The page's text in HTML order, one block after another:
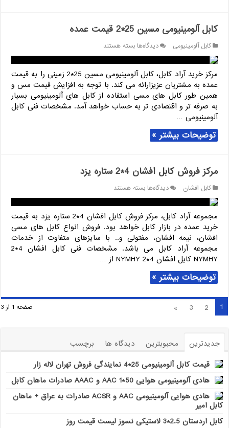
کابل آلومینیومی مسین 25*2 قیمت عمده
کابل آلومینیومی دیدگاه‌هابرای
کابل
آلومینیومی
مسین
25*2
قیمت
عمده
بسته هستند
مرکز خرید آراد کابل، کابل آلومینیومی مسین 25*2 زمینی را به قیمت
عمده به مشتریان عزیزارائه می کند. با توجه به افزایش قیمت مس و
همین طور کابل های مسی استفاده از کابل های آلومینیومی بسیار
به صرفه تر و اقتصادی تر به حساب خواهد آمد. مشخصات فنی کابل
آلومینیومی …
توضیحات بیشتر »
مرکز فروش کابل افشان 4*2 ستاره یزد
کابل افشان دیدگاه‌هابرای
مرکز
فروش
کابل
افشان
ستاره
یزد
بسته هستند
مجموعه آراد کابل، مرکز فروش کابل افشان 4*2 ستاره یزد به قیمت
خرید عمده در بازار کابل خواهد بود. فروش انواع کابل های مسی
افشان، نیمه افشان، مفتولی و.. با سایزهای متفاوت از خدمات
مجموعه آراد کابل می باشد. مشخصات فنی کابل افشان 4*2
NYMHY کابل افشان 4*2 NYMHY از …
توضیحات بیشتر »
صفحه 1 از 3 1
2
3
»
جدیدترین محبوبترین دیدگاه ها
برچسب
قیمت کابل آلومینیومی 25*4 نمایندگی فروش تهران لاله زار
هادی آلومینیومی هوایی 50*1 AAC و AAAC صادرات ماهان کابل
هادی هوایی آلومینیومی AAC و ACSR صادرات به عراق + ماهان
کابل امیر
کابل اردستان 2.5*3 لاستیکی نسوز لیست قیمت روز